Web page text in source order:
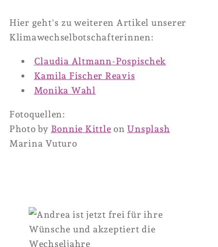
Hier geht's zu weiteren Artikel unserer
Klimawechselbotschafterinnen:
Claudia Altmann-Pospischek
Kamila Fischer Reavis
Monika Wahl
Fotoquellen:
Photo by Bonnie Kittle on Unsplash
Marina Vuturo